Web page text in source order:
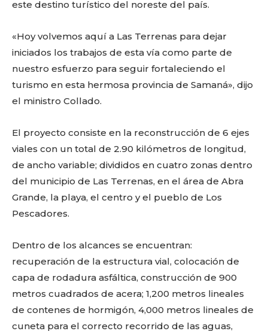
este destino turístico del noreste del país.
«Hoy volvemos aquí a Las Terrenas para dejar
iniciados los trabajos de esta vía como parte de
nuestro esfuerzo para seguir fortaleciendo el
turismo en esta hermosa provincia de Samaná», dijo
el ministro Collado.
El proyecto consiste en la reconstrucción de 6 ejes
viales con un total de 2.90 kilómetros de longitud,
de ancho variable; divididos en cuatro zonas dentro
del municipio de Las Terrenas, en el área de Abra
Grande, la playa, el centro y el pueblo de Los
Pescadores.
Dentro de los alcances se encuentran:
recuperación de la estructura vial, colocación de
capa de rodadura asfáltica, construcción de 900
metros cuadrados de acera; 1,200 metros lineales
de contenes de hormigón, 4,000 metros lineales de
cuneta para el correcto recorrido de las aguas,